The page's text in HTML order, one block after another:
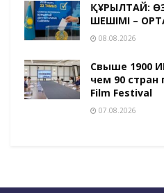
ҚҰРЫЛТАЙ:
ШЕШІМІ –
08.08.2026
Свыше 1900
чем 90 стран
Film Festival
07.08.2026